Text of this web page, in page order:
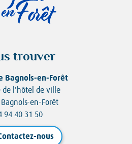
trouver
Bagnols-en-Forêt
de l'hôtel de ville
en-Forêt
94 40 31 50
nous